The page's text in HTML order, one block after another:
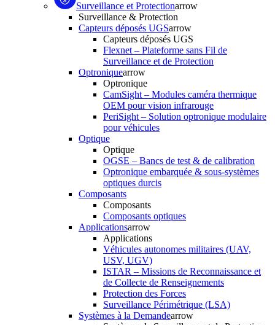
Surveillance et Protectionarrow
Surveillance & Protection
Capteurs déposés UGSarrow
Capteurs déposés UGS
Flexnet – Plateforme sans Fil de
Surveillance et de Protection
Optroniquearrow
Optronique
CamSight – Modules caméra thermique
OEM pour vision infrarouge
PeriSight – Solution optronique modulaire
pour véhicules
Optique
Optique
OGSE – Bancs de test & de calibration
Optronique embarquée & sous-systèmes
optiques durcis
Composants
Composants
Composants optiques
Applicationsarrow
Applications
Véhicules autonomes militaires (UAV,
USV, UGV)
ISTAR – Missions de Reconnaissance et
de Collecte de Renseignements
Protection des Forces
Surveillance Périmétrique (LSA)
Systèmes à la Demandearrow